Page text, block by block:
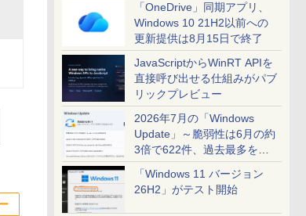
「OneDrive」同期アプリ、
Windows 10 21H2以前への
更新提供は8月15日で終了
JavaScriptからWinRT APIを
直接呼び出せる仕組みがパブ
リックプレビュー
2026年7月の「Windows
Update」～脆弱性は6月の約
3倍で622件、過去最多を大
幅に更新
「Windows 11 バージョン
26H2」がテスト開始